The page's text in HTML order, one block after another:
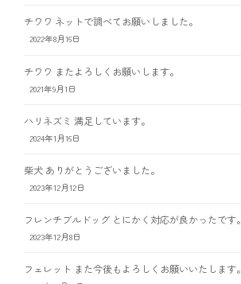
チワワ ネットで調べてお願いしました。
2022年8月16日
チワワ またよろしくお願いします。
2021年9月1日
ハリネズミ 満足しています。
2024年1月16日
柴犬 ありがとうございました。
2023年12月12日
フレンチブルドッグ とにかく対応が良かったです。
2023年12月8日
フェレット また今後もよろしくお願いいたします。